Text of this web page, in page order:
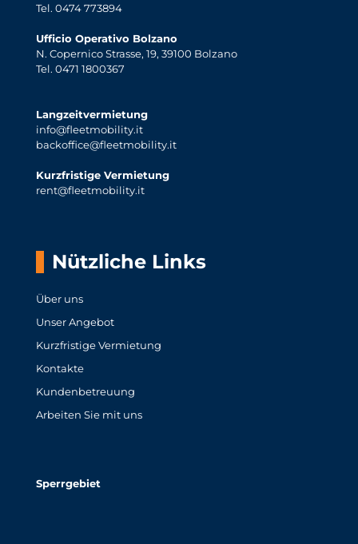
Tel. 0474 773894
Ufficio Operativo Bolzano
N. Copernico Strasse, 19, 39100 Bolzano
Tel. 0471 1800367
Langzeitvermietung
info@fleetmobility.it
backoffice@fleetmobility.it
Kurzfristige Vermietung
rent@fleetmobility.it
Nützliche Links
Über uns
Unser Angebot
Kurzfristige Vermietung
Kontakte
Kundenbetreuung
Arbeiten Sie mit uns
Sperrgebiet